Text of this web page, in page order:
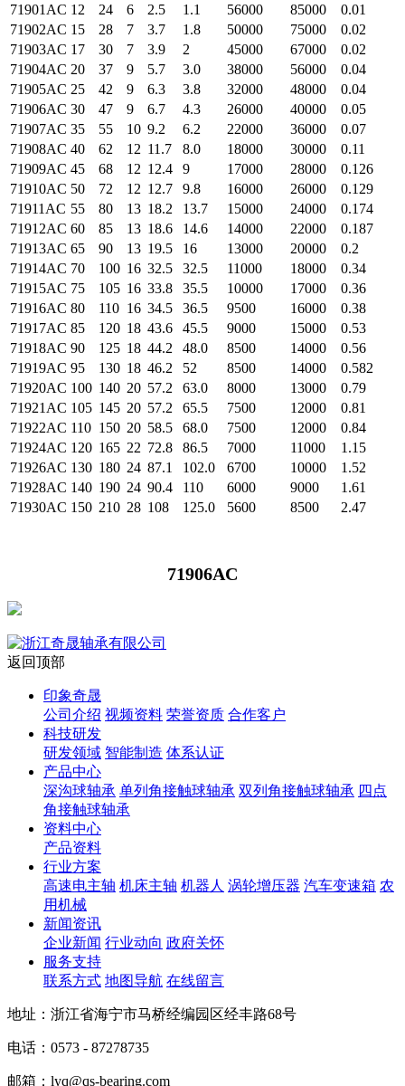
71901AC 12 24 6 2.5 1.1 56000 85000
0.01
71902AC 15 28 7 3.7 1.8 50000 75000
0.02
71903AC 17 30 7 3.9 2 45000 67000
0.02
71904AC 20 37 9 5.7 3.0 38000 56000
0.04
71905AC 25 42 9 6.3 3.8 32000 48000
0.04
71906AC 30 47 9 6.7 4.3 26000 40000
0.05
71907AC 35 55 10 9.2 6.2 22000 36000
0.07
71908AC 40 62 12 11.7 8.0 18000 30000
0.11
71909AC 45 68 12 12.4 9 17000 28000
0.126
71910AC 50 72 12 12.7 9.8 16000 26000
0.129
71911AC 55 80 13 18.2 13.7 15000 24000
0.174
71912AC 60 85 13 18.6 14.6 14000 22000
0.187
71913AC 65 90 13 19.5 16 13000 20000
0.2
71914AC 70 100 16 32.5 32.5 11000 18000
0.34
71915AC 75 105 16 33.8 35.5 10000 17000
0.36
71916AC 80 110 16 34.5 36.5 9500 16000
0.38
71917AC 85 120 18 43.6 45.5 9000 15000
0.53
71918AC 90 125 18 44.2 48.0 8500 14000
0.56
71919AC 95 130 18 46.2 52 8500 14000
0.582
71920AC 100 140 20 57.2 63.0 8000 13000
0.79
71921AC 105 145 20 57.2 65.5 7500 12000
0.81
71922AC 110 150 20 58.5 68.0 7500 12000
0.84
71924AC 120 165 22 72.8 86.5 7000 11000
1.15
71926AC 130 180 24 87.1 102.0 6700 10000
1.52
71928AC 140 190 24 90.4 110 6000 9000
1.61
71930AC 150 210 28 108 125.0 5600 8500 2.47
71906AC
返回顶部
印象奇晟
公司介绍 视频资料 荣誉资质 合作客户
科技研发
研发领域 智能制造 体系认证
产品中心
深沟球轴承 单列角接触球轴承 双列角接触球轴承 四点
角接触球轴承
资料中心
产品资料
行业方案
高速电主轴 机床主轴 机器人 涡轮增压器 汽车变速箱 农
用机械
新闻资讯
企业新闻 行业动向 政府关怀
服务支持
联系方式 地图导航 在线留言
地址：浙江省海宁市马桥经编园区经丰路68号
电话：0573 - 87278735
邮箱：lyq@qs-bearing.com